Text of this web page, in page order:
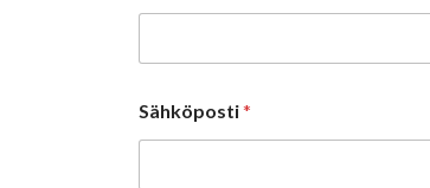
Sähköposti*